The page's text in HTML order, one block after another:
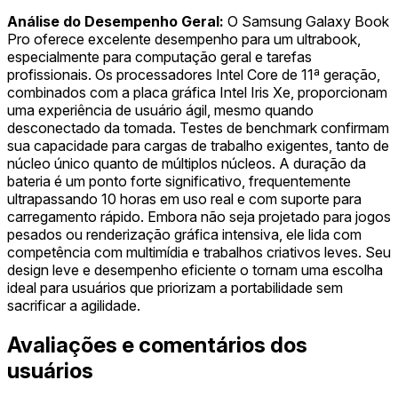
Análise do Desempenho Geral: O Samsung Galaxy Book
Pro oferece excelente desempenho para um ultrabook,
especialmente para computação geral e tarefas
profissionais. Os processadores Intel Core de 11ª geração,
combinados com a placa gráfica Intel Iris Xe, proporcionam
uma experiência de usuário ágil, mesmo quando
desconectado da tomada. Testes de benchmark confirmam
sua capacidade para cargas de trabalho exigentes, tanto de
núcleo único quanto de múltiplos núcleos. A duração da
bateria é um ponto forte significativo, frequentemente
ultrapassando 10 horas em uso real e com suporte para
carregamento rápido. Embora não seja projetado para jogos
pesados ou renderização gráfica intensiva, ele lida com
competência com multimídia e trabalhos criativos leves. Seu
design leve e desempenho eficiente o tornam uma escolha
ideal para usuários que priorizam a portabilidade sem
sacrificar a agilidade.
Avaliações e comentários dos
usuários